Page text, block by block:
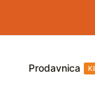
na
Prodavnica